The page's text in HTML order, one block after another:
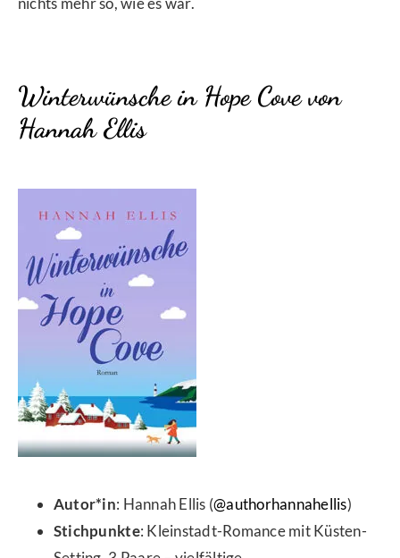
Winterwünsche in Hope Covevon
Hannah Ellis
Autor*in: Hannah Ellis (@authorhannahellis)
Stichpunkte: Kleinstadt-Romance mit Küsten-